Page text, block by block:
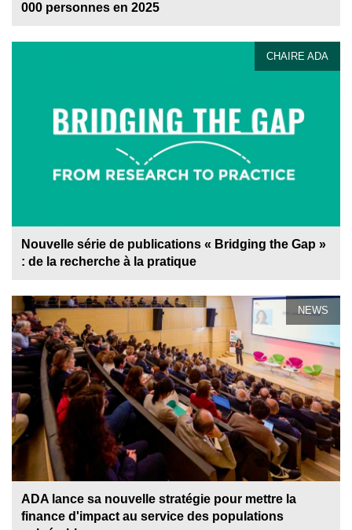
000 personnes en 2025
CHAIRE ADA
Nouvelle série de publications « Bridging the Gap »
: de la recherche à la pratique
NEWS
ADA lance sa nouvelle stratégie pour mettre la
finance d'impact au service des populations